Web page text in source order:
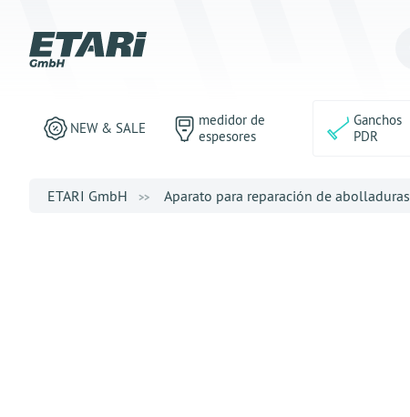
NEW & SALE
medidor de
espesores
Ganchos
PDR
ETARI GmbH Aparato para reparación de abolladuras